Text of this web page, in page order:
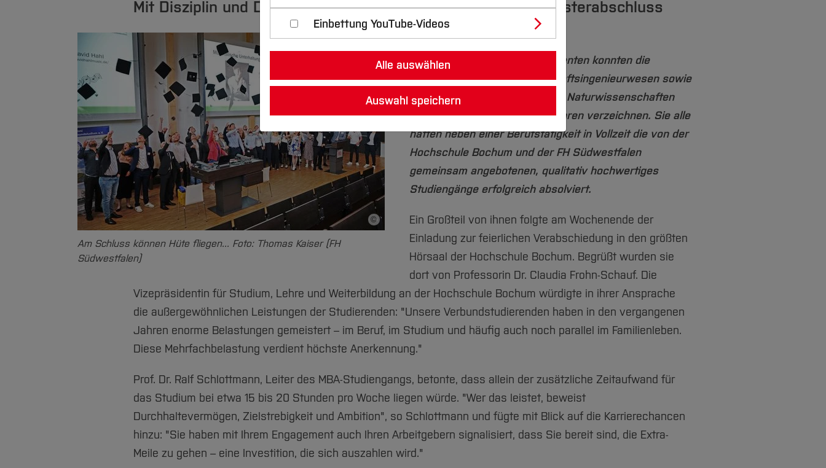
Mit Disziplin und Durchhaltevermögen zum Bachelor- oder Masterabschluss
©
Bildnachweis
Am Schluss können Hüte fliegen... Foto: Thomas Kaiser (FH
Südwestfalen)
Von Rüdiger Kurtz
79 Absolventinnen und Absolventen konnten die
Verbundstudiengänge Wirtschaftsingenieurwesen sowie
Management für Ingenieur- und Naturwissenschaften
(MBA) in den letzten beiden Jahren verzeichnen. Sie alle
hatten neben einer Berufstätigkeit in Vollzeit die von der
Hochschule Bochum und der FH Südwestfalen
gemeinsam angebotenen, qualitativ hochwertiges
Studiengänge erfolgreich absolviert.
Ein Großteil von ihnen folgte am Wochenende der
Einladung zur feierlichen Verabschiedung in den größten
Hörsaal der Hochschule Bochum. Begrüßt wurden sie
dort von Professorin Dr. Claudia Frohn-Schauf. Die
Vizepräsidentin für Studium, Lehre und Weiterbildung an der Hochschule Bochum würdigte in ihrer Ansprache
die außergewöhnlichen Leistungen der Studierenden: "Unsere Verbundstudierenden haben in den vergangenen
Jahren enorme Belastungen gemeistert – im Beruf, im Studium und häufig auch noch parallel im Familienleben.
Diese Mehrfachbelastung verdient höchste Anerkennung."
Prof. Dr. Ralf Schlottmann, Leiter des MBA-Studiengangs, betonte, dass allein der zusätzliche Zeitaufwand für
das Studium bei etwa 15 bis 20 Stunden pro Woche liegen würde. "Wer das leistet, beweist
Durchhaltevermögen, Zielstrebigkeit und Ambition", so Schlottmann und fügte mit Blick auf die Karrierechancen
hinzu: "Sie haben mit Ihrem Engagement auch Ihren Arbeitgebern signalisiert, dass Sie bereit sind, die Extra-
Meile zu gehen – eine Investition, die sich auszahlen wird."
Einbettung YouTube-Videos
Alle auswählen
Auswahl speichern